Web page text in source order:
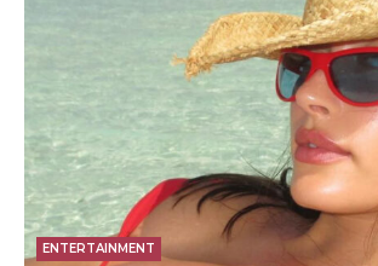
ENTERTAINMENT